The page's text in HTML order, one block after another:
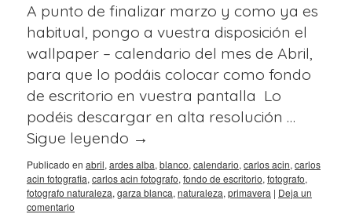
A punto de finalizar marzo y como ya es
habitual, pongo a vuestra disposición el
wallpaper – calendario del mes de Abril,
para que lo podáis colocar como fondo
de escritorio en vuestra pantalla Lo
podéis descargar en alta resolución …
Sigue leyendo →
Publicado en abril, ardes alba, blanco, calendario, carlos acin, carlos
acin fotografia, carlos acin fotografo, fondo de escritorio, fotografo,
fotografo naturaleza, garza blanca, naturaleza, primavera | Deja un
comentario